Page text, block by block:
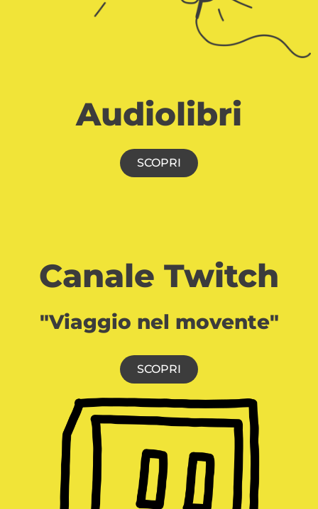
Audiolibri
SCOPRI
Canale Twitch
"Viaggio nel movente"
SCOPRI